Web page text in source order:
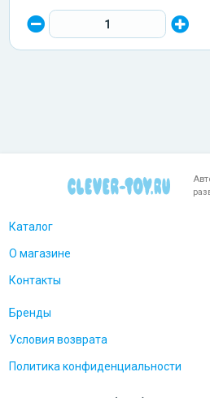
Каталог
О магазине
Контакты
Бренды
Условия возврата
Политика конфиденциальности